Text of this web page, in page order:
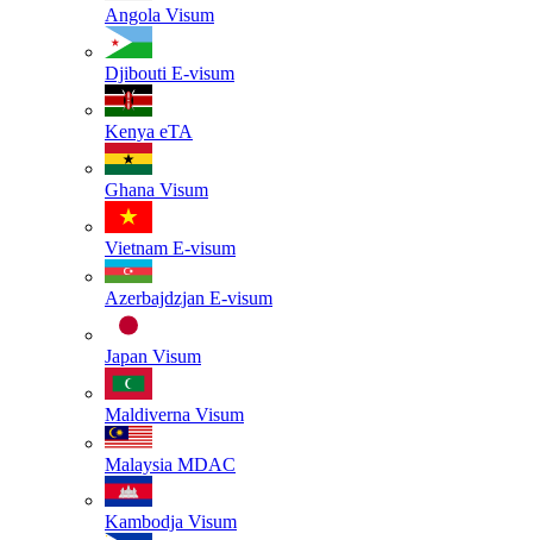
Angola Visum
Djibouti E-visum
Kenya eTA
Ghana Visum
Vietnam E-visum
Azerbajdzjan E-visum
Japan Visum
Maldiverna Visum
Malaysia MDAC
Kambodja Visum